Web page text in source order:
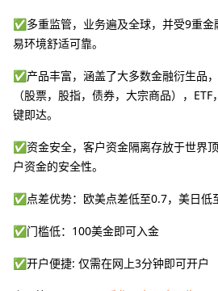
✅多重监管，业务遍及全球，并受9重
易环境舒适可靠。
✅产品丰富，涵盖了大多数金融衍生品
（股票，股指，债券，大宗商品），
键即达。
✅资金安全，客户资金隔离存放于世界
户资金的安全性。
✅点差优势：欧美点差低至0.7，美日低
✅门槛低：100美金即可入金
✅开户便捷: 仅需在网上3分钟即可开户